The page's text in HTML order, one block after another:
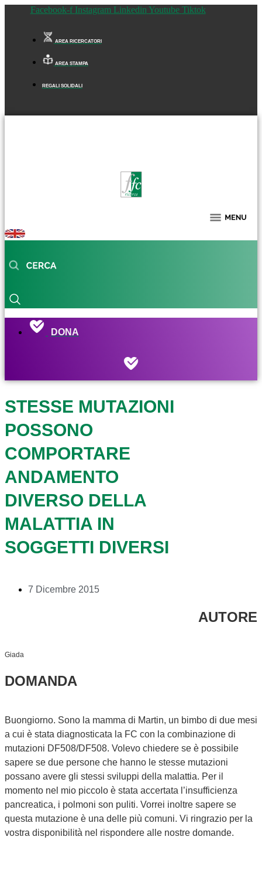
Facebook-f Instagram Linkedin Youtube Tiktok
AREA RICERCATORI
AREA STAMPA
REGALI SOLIDALI
DONA
STESSE MUTAZIONI
POSSONO
COMPORTARE
ANDAMENTO
DIVERSO DELLA
MALATTIA IN
SOGGETTI DIVERSI
7 Dicembre 2015
AUTORE
Giada
DOMANDA
Buongiorno. Sono la mamma di Martin, un bimbo di due mesi
a cui è stata diagnosticata la FC con la combinazione di
mutazioni DF508/DF508. Volevo chiedere se è possibile
sapere se due persone che hanno le stesse mutazioni
possano avere gli stessi sviluppi della malattia. Per il
momento nel mio piccolo è stata accertata l’insufficienza
pancreatica, i polmoni son puliti. Vorrei inoltre sapere se
questa mutazione è una delle più comuni. Vi ringrazio per la
vostra disponibilità nel rispondere alle nostre domande.